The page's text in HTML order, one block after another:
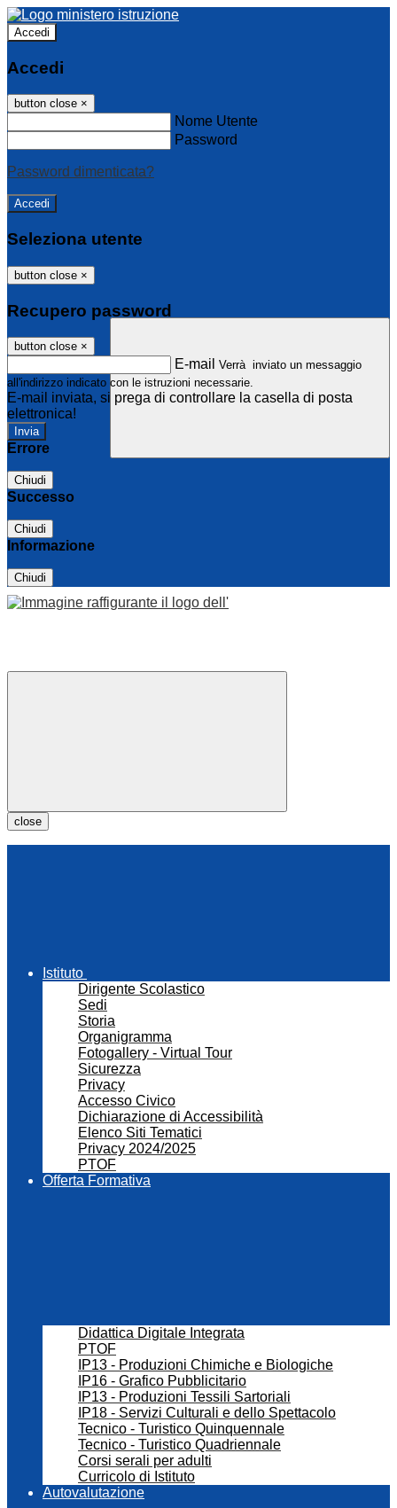
Accedi
Accedi
button close ×
Nome Utente
Password
Password dimenticata?
Seleziona utente
button close ×
Recupero password
button close ×
E-mail Verrà inviato un messaggio
all'indirizzo indicato con le istruzioni necessarie.
E-mail inviata, si prega di controllare la casella di posta
elettronica!
Errore
Chiudi
Successo
Chiudi
Informazione
Chiudi
close
Istituto
Dirigente Scolastico
Sedi
Storia
Organigramma
Fotogallery - Virtual Tour
Sicurezza
Privacy
Accesso Civico
Dichiarazione di Accessibilità
Elenco Siti Tematici
Privacy 2024/2025
PTOF
Offerta Formativa
Didattica Digitale Integrata
PTOF
IP13 - Produzioni Chimiche e Biologiche
IP16 - Grafico Pubblicitario
IP13 - Produzioni Tessili Sartoriali
IP18 - Servizi Culturali e dello Spettacolo
Tecnico - Turistico Quinquennale
Tecnico - Turistico Quadriennale
Corsi serali per adulti
Curricolo di Istituto
Autovalutazione